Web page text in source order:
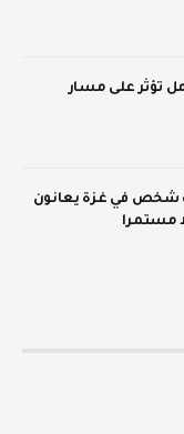
تؤثر على مسار
الفلسطيني: 42 ألف شخص في غزة يعانون
مستمرا